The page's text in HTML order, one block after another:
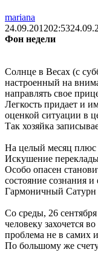
mariana
24.09.201202:53
Фон недели
Солнце в Весах (с
настроенный на
направлять свое
Легкость придает и
оценкой ситуации в
Так хозяйка
На целый месяц плюс
Искушение
Особо опасен
состояние сознания
Гармоничный Сатурн
Со среды, 26
человеку захочется
проблема не в самих
По большому же счету